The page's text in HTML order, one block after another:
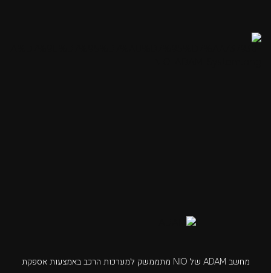
מחשב ADAM של NIO מתממשק למערכות הרכב באמצעות אספקת